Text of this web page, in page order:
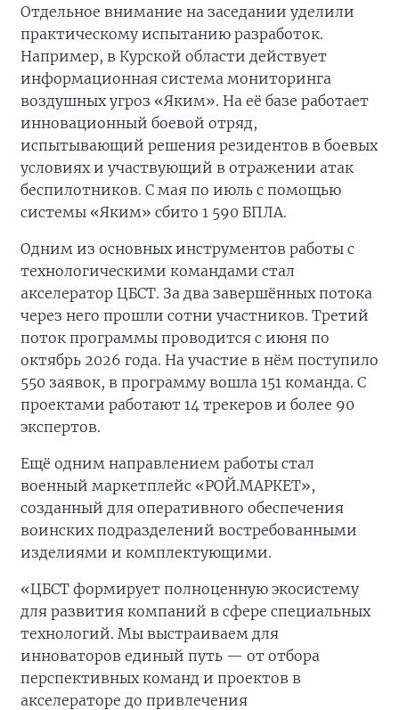
Отдельное внимание на заседании уделили
практическому испытанию разработок.
Например, в Курской области действует
информационная система мониторинга
воздушных угроз «Яким». На её базе работает
инновационный боевой отряд,
испытывающий решения резидентов в боевых
условиях и участвующий в отражении атак
беспилотников. С мая по июль с помощью
системы «Яким» сбито 1 590 БПЛА.
Одним из основных инструментов работы с
технологическими командами стал
акселератор ЦБСТ. За два завершённых потока
через него прошли сотни участников. Третий
поток программы проводится с июня по
октябрь 2026 года. На участие в нём поступило
550 заявок, в программу вошла 151 команда. С
проектами работают 14 трекеров и более 90
экспертов.
Ещё одним направлением работы стал
военный маркетплейс «РОЙ.МАРКЕТ»,
созданный для оперативного обеспечения
воинских подразделений востребованными
изделиями и комплектующими.
«ЦБСТ формирует полноценную экосистему
для развития компаний в сфере специальных
технологий. Мы выстраиваем для
инноваторов единый путь — от отбора
перспективных команд и проектов в
акселераторе до привлечения